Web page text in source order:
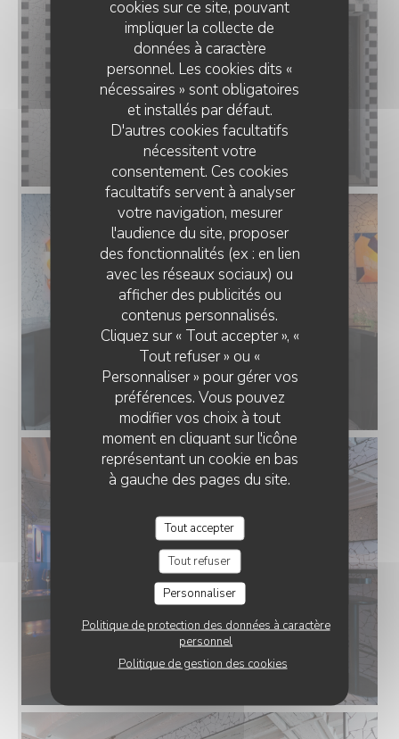
cookies sur ce site, pouvant
impliquer la collecte de
données à caractère
personnel. Les cookies dits «
nécessaires » sont obligatoires
et installés par défaut.
D'autres cookies facultatifs
nécessitent votre
consentement. Ces cookies
facultatifs servent à analyser
votre navigation, mesurer
l'audience du site, proposer
des fonctionnalités (ex : en lien
avec les réseaux sociaux) ou
afficher des publicités ou
contenus personnalisés.
Cliquez sur « Tout accepter », «
Tout refuser » ou «
Personnaliser » pour gérer vos
préférences. Vous pouvez
modifier vos choix à tout
moment en cliquant sur l'icône
représentant un cookie en bas
à gauche des pages du site.
Tout accepter
Tout refuser
Personnaliser
Politique de protection des données à caractère
personnel
Politique de gestion des cookies
ANNA